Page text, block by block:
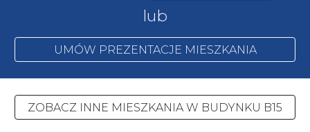
lub
UMÓW PREZENTACJE MIESZKANIA
ZOBACZ INNE MIESZKANIA W BUDYNKU B15